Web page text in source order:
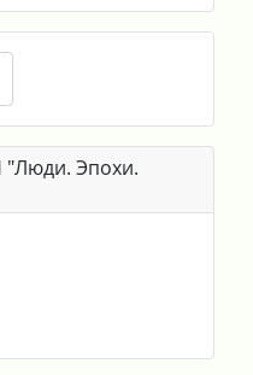
Эпохи.